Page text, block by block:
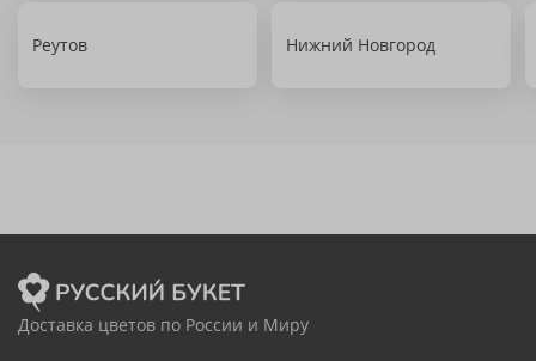
Реутов Нижний Новгород
Доставка цветов по России и Миру